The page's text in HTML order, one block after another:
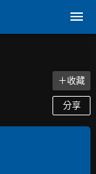
＋收藏
分享